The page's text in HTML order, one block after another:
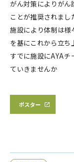
がん対策によりがん
ことが推奨されまし
施設により体制は様
を基にこれから立ち
すでに施設にAYAチ
ていきませんか
ポスター